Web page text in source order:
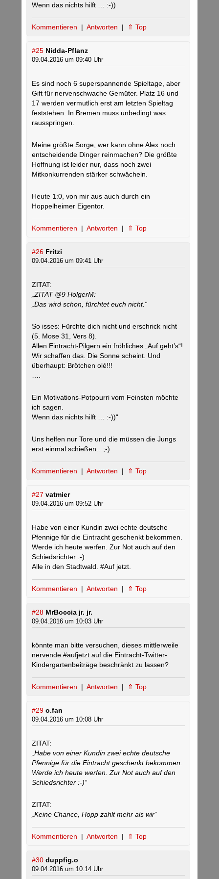
Wenn das nichts hilft … :-))
Kommentieren | Antworten | ⇑ Top
#25 Nidda-Pflanz
09.04.2016 um 09:40 Uhr
Es sind noch 6 superspannende Spieltage, aber
Gift für nervenschwache Gemüter. Platz 16 und
17 werden vermutlich erst am letzten Spieltag
feststehen. In Bremen muss unbedingt was
rausspringen.
Meine größte Sorge, wer kann ohne Alex noch
entscheidende Dinger reinmachen? Die größte
Hoffnung ist leider nur, dass noch zwei
Mitkonkurrenden stärker schwächeln.
Heute 1:0, von mir aus auch durch ein
Hoppelheimer Eigentor.
Kommentieren | Antworten | ⇑ Top
#26 Fritzi
09.04.2016 um 09:41 Uhr
ZITAT:
„ZITAT @9 HolgerM:
„Das wird schon, fürchtet euch nicht.“
So isses: Fürchte dich nicht und erschrick nicht
(5. Mose 31, Vers 8).
Allen Eintracht-Pilgern ein fröhliches „Auf geht’s“!
Wir schaffen das. Die Sonne scheint. Und
überhaupt: Brötchen olé!!!
Ein Motivations-Potpourri vom Feinsten möchte
ich sagen.
Wenn das nichts hilft … :-))“
Uns helfen nur Tore und die müssen die Jungs
erst einmal schießen…;-)
Kommentieren | Antworten | ⇑ Top
#27 vatmier
09.04.2016 um 09:52 Uhr
Habe von einer Kundin zwei echte deutsche
Pfennige für die Eintracht geschenkt bekommen.
Werde ich heute werfen. Zur Not auch auf den
Schiedsrichter :-)
Alle in den Stadtwald. #Auf jetzt.
Kommentieren | Antworten | ⇑ Top
#28 MrBoccia jr. jr.
09.04.2016 um 10:03 Uhr
könnte man bitte versuchen, dieses mittlerweile
nervende #aufjetzt auf die Eintracht-Twitter-
Kindergartenbeiträge beschränkt zu lassen?
Kommentieren | Antworten | ⇑ Top
#29 o.fan
09.04.2016 um 10:08 Uhr
ZITAT:
„Habe von einer Kundin zwei echte deutsche
Pfennige für die Eintracht geschenkt bekommen.
Werde ich heute werfen. Zur Not auch auf den
Schiedsrichter :-)“
ZITAT:
„Keine Chance, Hopp zahlt mehr als wir“
Kommentieren | Antworten | ⇑ Top
#30 duppfig.o
09.04.2016 um 10:14 Uhr